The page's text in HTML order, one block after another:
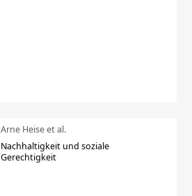
Arne Heise et al.
Nachhaltigkeit und soziale
Gerechtigkeit